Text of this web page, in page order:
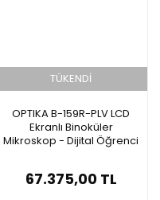
TÜKENDİ
OPTIKA B-159R-PLV LCD
Ekranlı Binoküler
Mikroskop - Dijital Öğrenci
67.375,00 TL